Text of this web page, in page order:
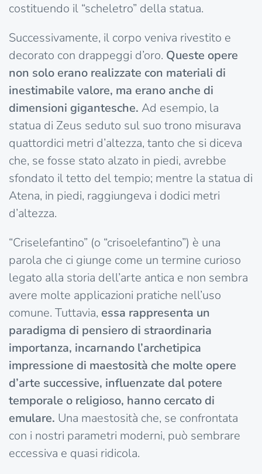
costituendo il “scheletro” della statua.
Successivamente, il corpo veniva rivestito e
decorato con drappeggi d’oro. Queste opere
non solo erano realizzate con materiali di
inestimabile valore, ma erano anche di
dimensioni gigantesche. Ad esempio, la
statua di Zeus seduto sul suo trono misurava
quattordici metri d’altezza, tanto che si diceva
che, se fosse stato alzato in piedi, avrebbe
sfondato il tetto del tempio; mentre la statua di
Atena, in piedi, raggiungeva i dodici metri
d’altezza.
“Criselefantino” (o “crisoelefantino”) è una
parola che ci giunge come un termine curioso
legato alla storia dell’arte antica e non sembra
avere molte applicazioni pratiche nell’uso
comune. Tuttavia, essa rappresenta un
paradigma di pensiero di straordinaria
importanza, incarnando l’archetipica
impressione di maestosità che molte opere
d’arte successive, influenzate dal potere
temporale o religioso, hanno cercato di
emulare. Una maestosità che, se confrontata
con i nostri parametri moderni, può sembrare
eccessiva e quasi ridicola.